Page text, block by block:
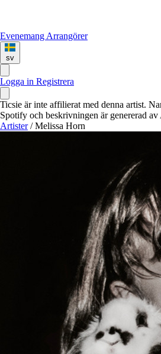
Evenemang Arrangörer
sv
Logga in Registrera
Ticsie är inte affilierat med denna artist.
Spotify och beskrivningen är genererad av
Artister / Melissa Horn